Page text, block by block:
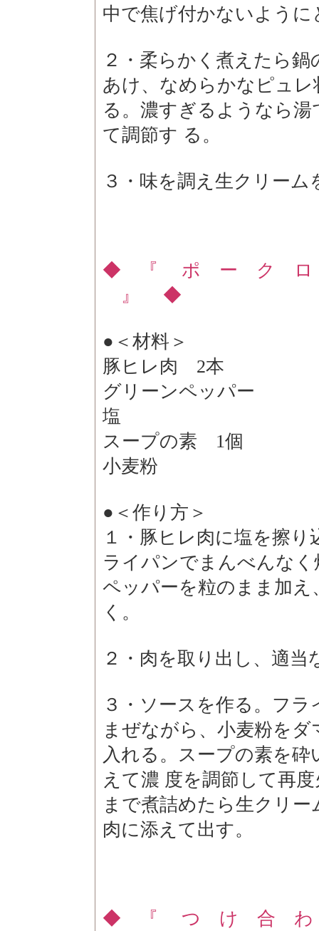
中で焦げ付かないよう
２・柔らかく煮えたら
あけ、なめらかなピュ
る。濃すぎるようなら
て調節す る。
３・味を調え生クリーム
◆ 『 ポ ー ク ロ
』 ◆
●＜材料＞
豚ヒレ肉 2本
グリーンペッパー
塩
スープの素 1個
小麦粉
●＜作り方＞
１・豚ヒレ肉に塩を擦
ライパンでまんべんな
ペッパーを粒のまま加え
く。
２・肉を取り出し、適
３・ソースを作る。フ
まぜながら、小麦粉を
入れる。スープの素を
えて濃 度を調節して再
まで煮詰めたら生クリ
肉に添えて出す。
◆ 『 つ け 合